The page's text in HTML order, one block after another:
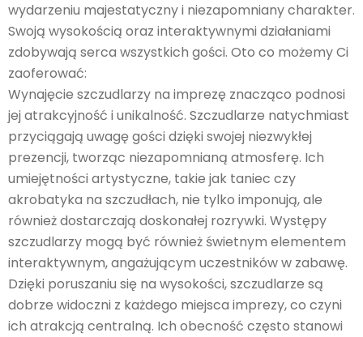
wydarzeniu majestatyczny i niezapomniany charakter.
Swoją wysokością oraz interaktywnymi działaniami
zdobywają serca wszystkich gości. Oto co możemy Ci
zaoferować:
Wynajęcie szczudlarzy na imprezę znacząco podnosi
jej atrakcyjność i unikalność. Szczudlarze natychmiast
przyciągają uwagę gości dzięki swojej niezwykłej
prezencji, tworząc niezapomnianą atmosferę. Ich
umiejętności artystyczne, takie jak taniec czy
akrobatyka na szczudłach, nie tylko imponują, ale
również dostarczają doskonałej rozrywki. Występy
szczudlarzy mogą być również świetnym elementem
interaktywnym, angażującym uczestników w zabawę.
Dzięki poruszaniu się na wysokości, szczudlarze są
dobrze widoczni z każdego miejsca imprezy, co czyni
ich atrakcją centralną. Ich obecność często stanowi